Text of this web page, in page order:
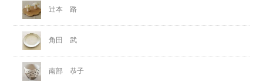
辻本 路
角田 武
南部 恭子